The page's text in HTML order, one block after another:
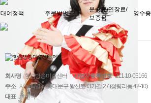
대여정책 주문방법
운송료/연장료/
보증금
영수증
회사명 한솜방송미술센터 사업자 등록번호 211-10-05166
주소 서울특별시 동대문구 왕산로43가길 27 (청량리동 42-10)
대표 박현석